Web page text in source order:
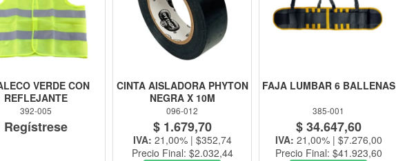
VERDE CON
REFLEJANTE
392-005
Regístrese
CINTA AISLADORA PHYTON
NEGRA X 10M
096-012
$ 1.679,70
IVA: 21,00% | $352,74
Precio Final: $2.032,44
FAJA LUMBAR 6 BALLENAS
385-001
$ 34.647,60
IVA: 21,00% | $7.276,00
Precio Final: $41.923,60